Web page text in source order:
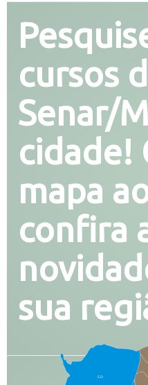
cursos
Senar/
cidade!
mapa
confira
sua
CO